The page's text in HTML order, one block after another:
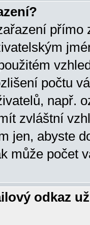
přímo
počtu
např.
zvláštní
jen, abyste
může počet
odkaz